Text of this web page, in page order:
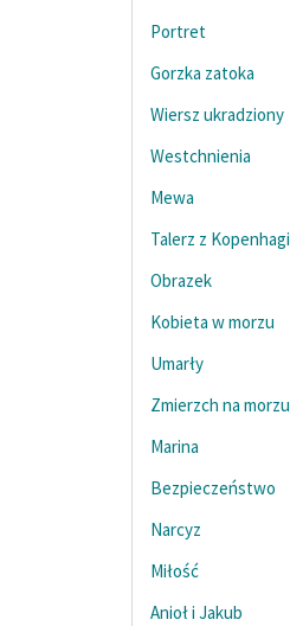
Portret
Gorzka zatoka
Wiersz ukradziony
Westchnienia
Mewa
Talerz z Kopenhagi
Obrazek
Kobieta w morzu
Umarły
Zmierzch na morzu
Marina
Bezpieczeństwo
Narcyz
Miłość
Anioł i Jakub